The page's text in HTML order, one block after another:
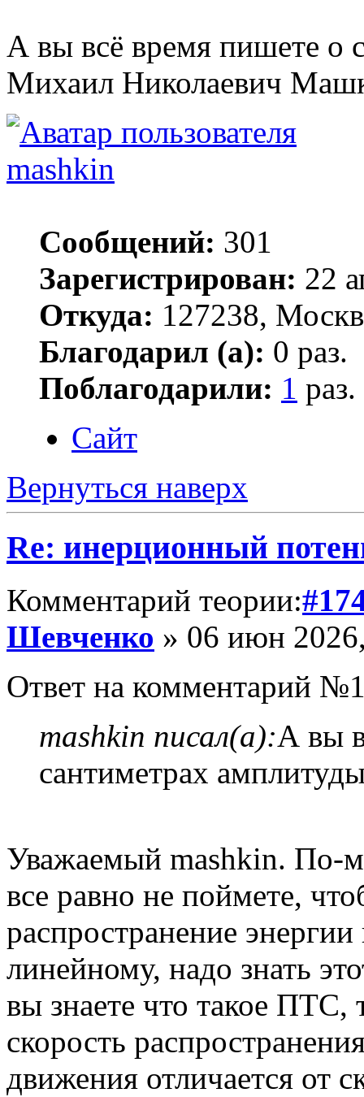
А вы всё время пишете о
Михаил Николаевич
mashkin
Сообщений: 301
Зарегистрирован: 22
Откуда: 127238,
Благодарил (а): 0 раз.
Поблагодарили: 1 раз.
Сайт
Вернуться наверх
Re: инерционный
Комментарий теории:
Шевченко » 06 июн
Ответ на комментарий
mashkin писал(а):А вы
сантиметрах
Уважаемый mashkin. По-
все равно не поймете,
распространение
линейному, надо знать
вы знаете что такое
скорость
движения отличается от